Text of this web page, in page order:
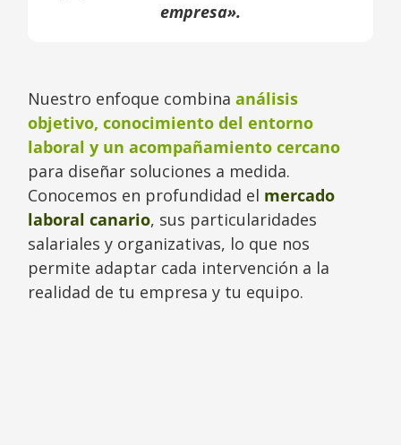
empresa».
Nuestro enfoque combinaanálisis
objetivo, conocimiento del entorno
laboral y un acompañamiento cercano
para diseñar soluciones a medida.
Conocemos en profundidad el mercado
laboral canario, sus particularidades
salariales y organizativas, lo que nos
permite adaptar cada intervención a la
realidad de tu empresa y tu equipo.